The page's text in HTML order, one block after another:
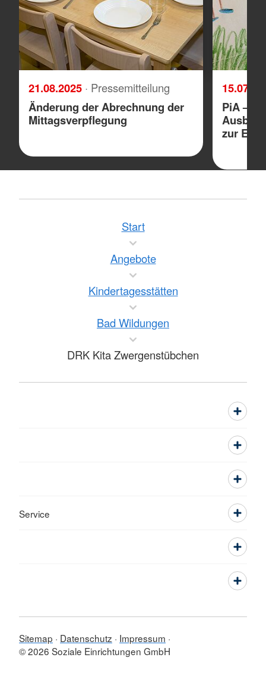
21.08.2025 · Pressemitteilung
Änderung der Abrechnung der
Mittagsverpflegung
PiA –
zur
Start
Angebote
Kindertagesstätten
Bad Wildungen
DRK Kita Zwergenstübchen
Service
Sitemap Datenschutz
Impressum
© 2026 Soziale Einrichtungen GmbH